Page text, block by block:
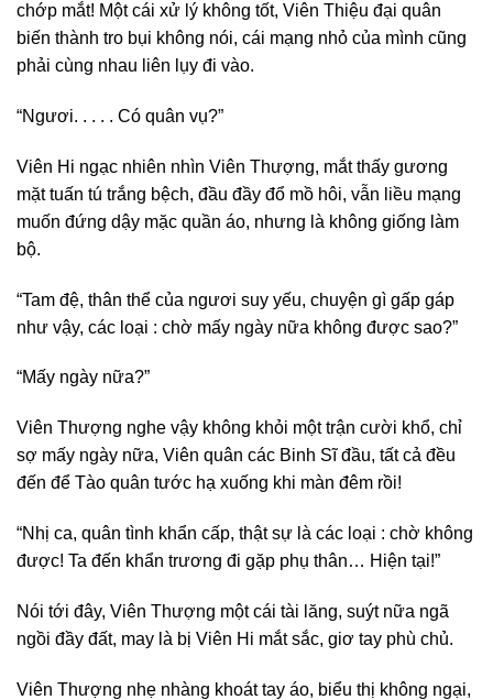
chớp mắt! Một cái xử lý không tốt, Viên Thiệu đại quân
biến thành tro bụi không nói, cái mạng nhỏ của mình cũng
phải cùng nhau liên lụy đi vào.
“Ngươi. . . . . Có quân vụ?”
Viên Hi ngạc nhiên nhìn Viên Thượng, mắt thấy gương
mặt tuấn tú trắng bệch, đầu đầy đổ mồ hôi, vẫn liều mạng
muốn đứng dậy mặc quần áo, nhưng là không giống làm
bộ.
“Tam đệ, thân thể của ngươi suy yếu, chuyện gì gấp gáp
như vậy, các loại : chờ mấy ngày nữa không được sao?”
“Mấy ngày nữa?”
Viên Thượng nghe vậy không khỏi một trận cười khổ, chỉ
sợ mấy ngày nữa, Viên quân các Binh Sĩ đầu, tất cả đều
đến để Tào quân tước hạ xuống khi màn đêm rồi!
“Nhị ca, quân tình khẩn cấp, thật sự là các loại : chờ không
được! Ta đến khẩn trương đi gặp phụ thân… Hiện tại!”
Nói tới đây, Viên Thượng một cái tài lăng, suýt nữa ngã
ngồi đầy đất, may là bị Viên Hi mắt sắc, giơ tay phù chủ.
Viên Thượng nhẹ nhàng khoát tay áo, biểu thị không ngại,